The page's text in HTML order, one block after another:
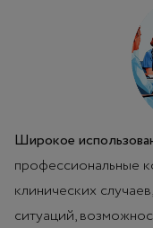
Широкое
профессиональные
клинических
ситуаций,